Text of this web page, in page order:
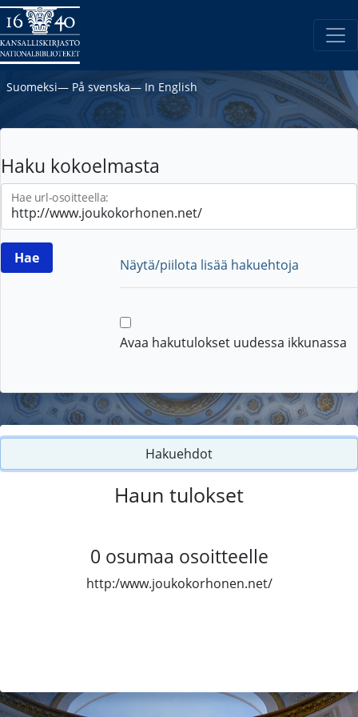
Suomeksi― På svenska― In English
Haku kokoelmasta
Hae url-osoitteella:
Näytä/piilota lisää hakuehtoja
Avaa hakutulokset uudessa ikkunassa
Hakuehdot
Haun tulokset
0 osumaa osoitteelle
http:/www.joukokorhonen.net/